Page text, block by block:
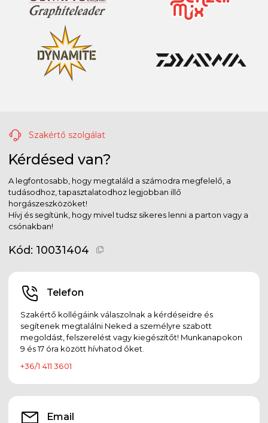
Szakértő szolgálat
Kérdésed van?
A legfontosabb, hogy megtaláld a számodra megfelelő, a
tudásodhoz, tapasztalatodhoz legjobban illő
horgászeszközöket!
Hívj és segítünk, hogy mivel tudsz sikeres lenni a parton vagy a
csónakban!
Kód: 10031404
Telefon
Szakértő kollégáink válaszolnak a kérdéseidre és
segítenek megtalálni Neked a személyre szabott
megoldást, felszerelést vagy kiegészítőt! Munkanapokon
9 és 17 óra között hívhatod őket.
+36/1 411 3601
Email